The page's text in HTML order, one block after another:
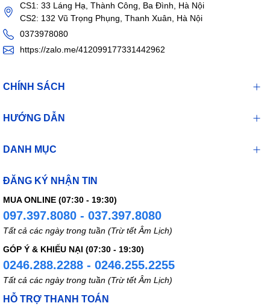
CS1: 33 Láng Hạ, Thành Công, Ba Đình, Hà Nội
CS2: 132 Vũ Trọng Phụng, Thanh Xuân, Hà Nội
0373978080
https://zalo.me/412099177331442962
CHÍNH SÁCH
HƯỚNG DẪN
DANH MỤC
ĐĂNG KÝ NHẬN TIN
MUA ONLINE (07:30 - 19:30)
097.397.8080 - 037.397.8080
Tất cả các ngày trong tuần (Trừ tết Âm Lịch)
GÓP Ý & KHIẾU NẠI (07:30 - 19:30)
0246.288.2288 - 0246.255.2255
Tất cả các ngày trong tuần (Trừ tết Âm Lịch)
HỖ TRỢ THANH TOÁN